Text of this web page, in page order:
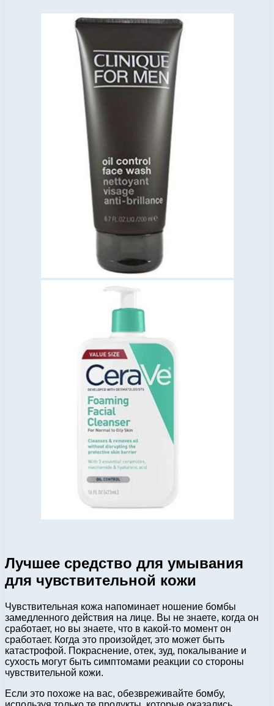
Лучшее средство для умывания
для чувствительной кожи
Чувствительная кожа напоминает ношение бомбы
замедленного действия на лице. Вы не знаете, когда он
сработает, но вы знаете, что в какой-то момент он
сработает. Когда это произойдет, это может быть
катастрофой. Покраснение, отек, зуд, покалывание и
сухость могут быть симптомами реакции со стороны
чувствительной кожи.
Если это похоже на вас, обезвреживайте бомбу,